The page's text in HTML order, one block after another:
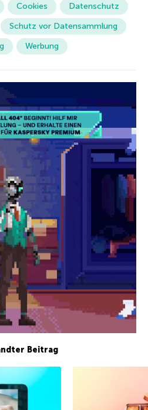
Cookies
Datenschutz
Schutz vor Datensammlung
Werbung
Beitrag